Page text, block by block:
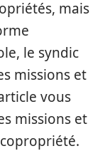
mais
le syndic
missions et
vous
missions et